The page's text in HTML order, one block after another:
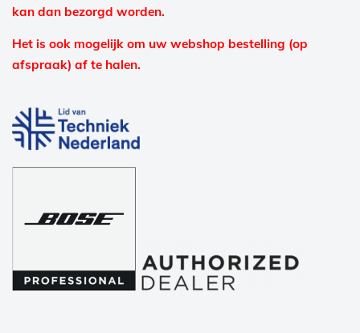
kan dan bezorgd worden.
Het is ook mogelijk om uw webshop bestelling (op
afspraak) af te halen.